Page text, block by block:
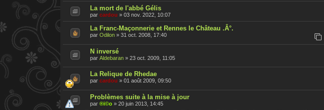
j
e
a
é
t
p
r
t
La mort de l'abbé Gélis
par cardou » 03 nov. 2022, 10:07
La Franc-Maçonnerie et Rennes le Château .Â°.
par Odilon » 31 oct. 2008, 17:40
N inversé
par Aldebaran » 23 oct. 2009, 11:05
La Relique de Rhedae
par cardou » 01 août 2009, 09:50
Problèmes suite à la mise à jour
par ®i©o » 20 juin 2013, 14:45